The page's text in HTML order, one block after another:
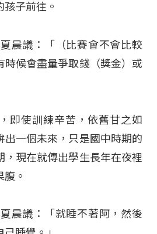
孩子前往 。
晨議：「（比賽會不會比較
時候會盡量爭取錢（獎金）或
即使訓練辛苦，依舊甘之如
出一個未來，只是國中時期的
，現在就傳出學生長年在夜裡
腹 。
晨議：「就睡不著阿，然後